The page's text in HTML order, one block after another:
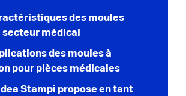
des moules
secteur médical
des moules à
pour pièces médicales
Stampi propose en tant